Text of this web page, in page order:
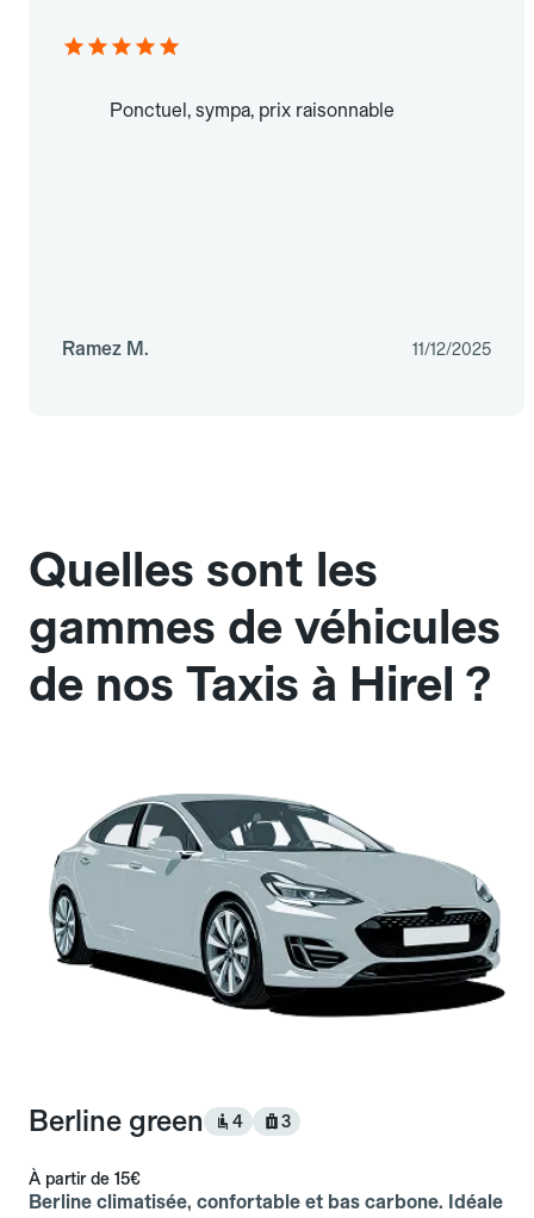
Ponctuel, sympa, prix raisonnable
Ramez M. 11/12/2025
Quelles sont les
gammes de véhicules
de nos Taxis à Hirel ?
Berline green 4 3
À partir de 15€
Berline climatisée, confortable et bas carbone. Idéale